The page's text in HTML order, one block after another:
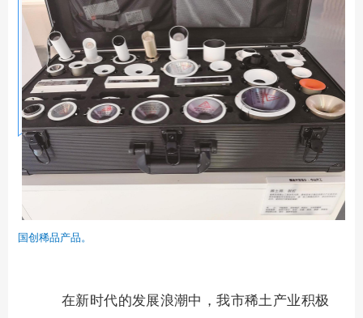
国创稀品产品。
在新时代的发展浪潮中，我市稀土产业积极